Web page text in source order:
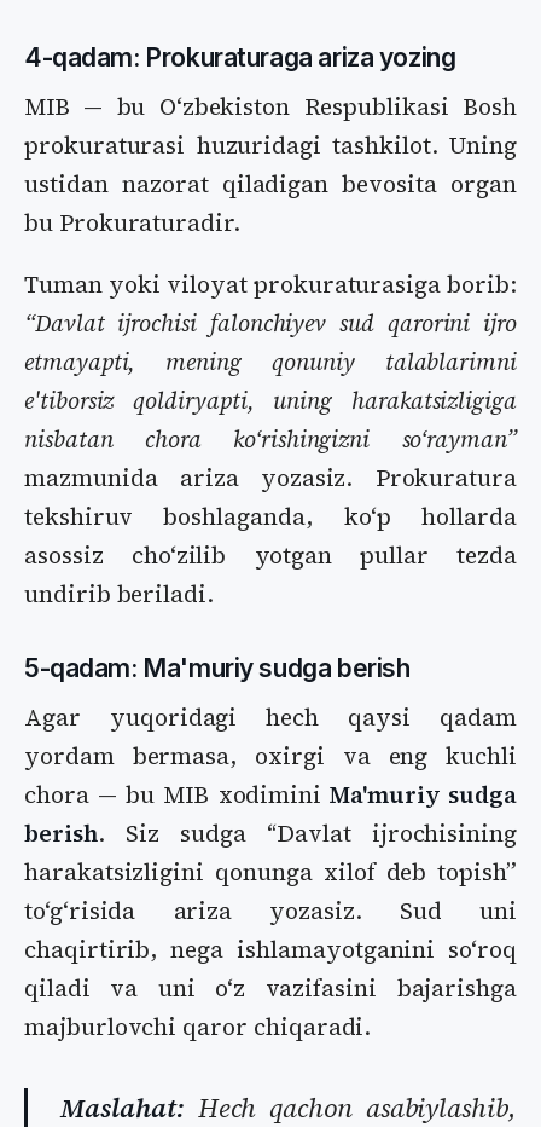
4-qadam: Prokuraturaga ariza yozing
MIB — bu Oʻzbekiston Respublikasi Bosh
prokuraturasi huzuridagi tashkilot. Uning
ustidan nazorat qiladigan bevosita organ
bu Prokuraturadir.
Tuman yoki viloyat prokuraturasiga borib:
“Davlat ijrochisi falonchiyev sud qarorini ijro
etmayapti, mening qonuniy talablarimni
e'tiborsiz qoldiryapti, uning harakatsizligiga
nisbatan chora koʻrishingizni soʻrayman”
mazmunida ariza yozasiz. Prokuratura
tekshiruv boshlaganda, koʻp hollarda
asossiz choʻzilib yotgan pullar tezda
undirib beriladi.
5-qadam: Ma'muriy sudga berish
Agar yuqoridagi hech qaysi qadam
yordam bermasa, oxirgi va eng kuchli
chora — bu MIB xodiminiMa'muriy sudga
berish. Siz sudga “Davlat ijrochisining
harakatsizligini qonunga xilof deb topish”
toʻgʻrisida ariza yozasiz. Sud uni
chaqirtirib, nega ishlamayotganini soʻroq
qiladi va uni oʻz vazifasini bajarishga
majburlovchi qaror chiqaradi.
Maslahat: Hech qachon asabiylashib,